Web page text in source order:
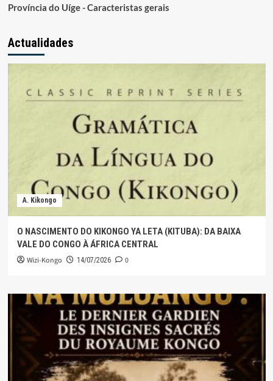
Província do Uíge - Caracteristas gerais
Actualidades
A. Kikongo
O NASCIMENTO DO KIKONGO YA LETA (KITUBA): DA BAIXA
VALE DO CONGO À ÁFRICA CENTRAL
Wizi-Kongo 14/07/2026 0